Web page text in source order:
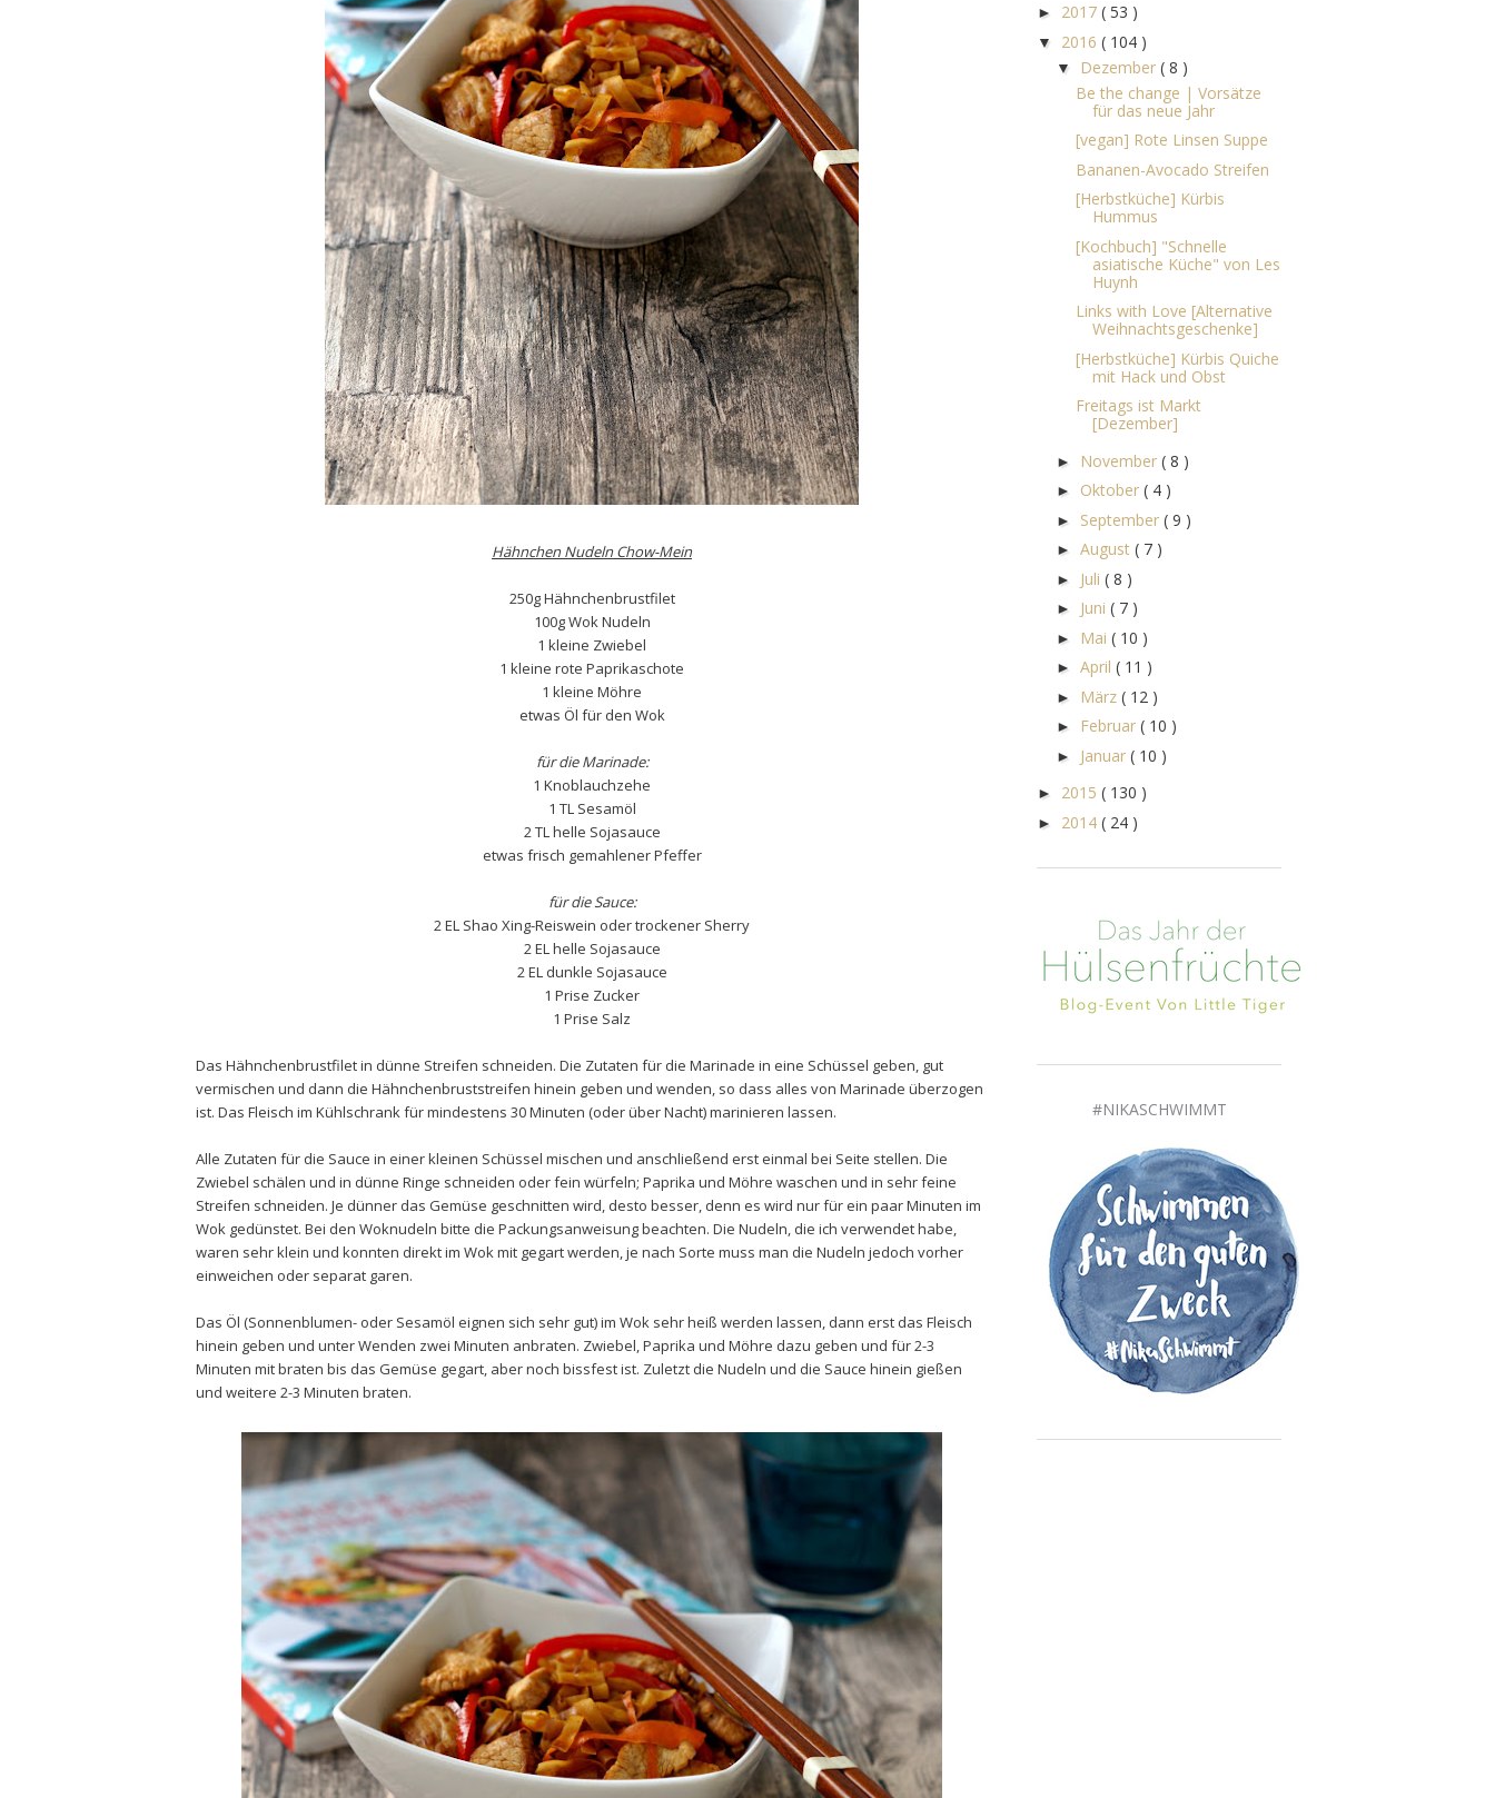
Hähnchen Nudeln Chow-Mein
250g Hähnchenbrustfilet
100g Wok Nudeln
1 kleine Zwiebel
1 kleine rote Paprikaschote
1 kleine Möhre
etwas Öl für den Wok
für die Marinade:
1 Knoblauchzehe
1 TL Sesamöl
2 TL helle Sojasauce
etwas frisch gemahlener Pfeffer
für die Sauce:
2 EL Shao Xing-Reiswein oder trockener Sherry
2 EL helle Sojasauce
2 EL dunkle Sojasauce
1 Prise Zucker
1 Prise Salz
Das Hähnchenbrustfilet in dünne Streifen schneiden. Die Zutaten für die Marinade in eine Schüssel geben, gut
vermischen und dann die Hähnchenbruststreifen hinein geben und wenden, so dass alles von Marinade überzogen
ist. Das Fleisch im Kühlschrank für mindestens 30 Minuten (oder über Nacht) marinieren lassen.
Alle Zutaten für die Sauce in einer kleinen Schüssel mischen und anschließend erst einmal bei Seite stellen. Die
Zwiebel schälen und in dünne Ringe schneiden oder fein würfeln; Paprika und Möhre waschen und in sehr feine
Streifen schneiden. Je dünner das Gemüse geschnitten wird, desto besser, denn es wird nur für ein paar Minuten im
Wok gedünstet. Bei den Woknudeln bitte die Packungsanweisung beachten. Die Nudeln, die ich verwendet habe,
waren sehr klein und konnten direkt im Wok mit gegart werden, je nach Sorte muss man die Nudeln jedoch vorher
einweichen oder separat garen.
Das Öl (Sonnenblumen- oder Sesamöl eignen sich sehr gut) im Wok sehr heiß werden lassen, dann erst das Fleisch
hinein geben und unter Wenden zwei Minuten anbraten. Zwiebel, Paprika und Möhre dazu geben und für 2-3
Minuten mit braten bis das Gemüse gegart, aber noch bissfest ist. Zuletzt die Nudeln und die Sauce hinein gießen
und weitere 2-3 Minuten braten.
► 2017 ( 53 )
▼ 2016 ( 104 )
▼ Dezember ( 8 )
Be the change | Vorsätze
für das neue Jahr
[vegan] Rote Linsen Suppe
Bananen-Avocado Streifen
[Herbstküche] Kürbis
Hummus
[Kochbuch] "Schnelle
asiatische Küche" von Les
Huynh
Links with Love [Alternative
Weihnachtsgeschenke]
[Herbstküche] Kürbis Quiche
mit Hack und Obst
Freitags ist Markt
[Dezember]
► November ( 8 )
► Oktober ( 4 )
► September ( 9 )
► August ( 7 )
► Juli ( 8 )
► Juni ( 7 )
► Mai ( 10 )
► April ( 11 )
► März ( 12 )
► Februar ( 10 )
► Januar ( 10 )
► 2015 ( 130 )
► 2014 ( 24 )
#NIKASCHWIMMT